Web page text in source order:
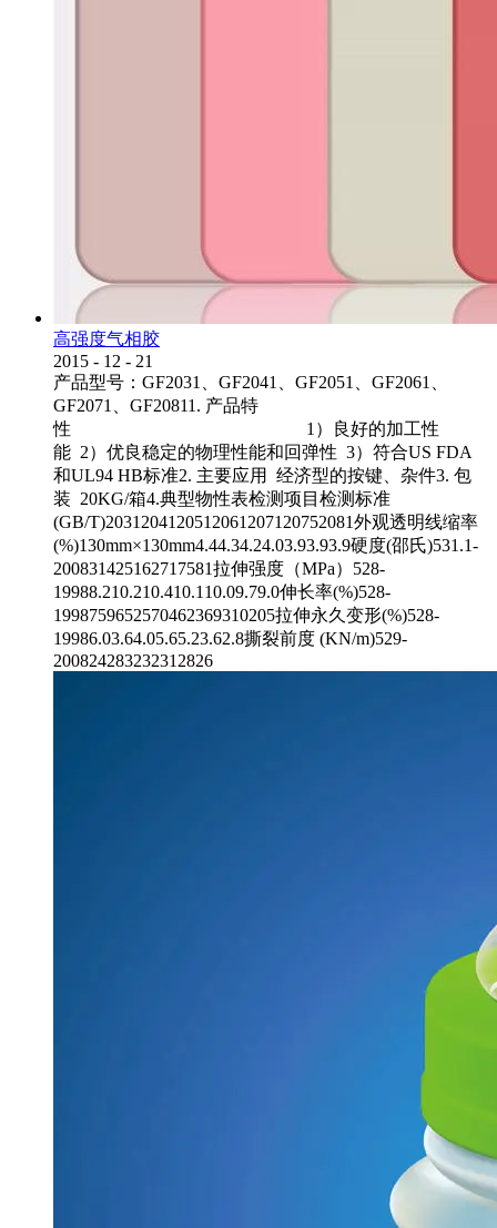
高强度气相胶
2015 - 12 - 21
产品型号：GF2031、GF2041、GF2051、GF2061、
GF2071、GF20811. 产品特
性 1）良好的加工性
能 2）优良稳定的物理性能和回弹性 3）符合US FDA
和UL94 HB标准2. 主要应用 经济型的按键、杂件3. 包
装 20KG/箱4.典型物性表检测项目检测标准
(GB/T)2031204120512061207120752081外观透明线缩率
(%)130mm×130mm4.44.34.24.03.93.93.9硬度(邵氏)531.1-
200831425162717581拉伸强度（MPa）528-
19988.210.210.410.110.09.79.0伸长率(%)528-
1998759652570462369310205拉伸永久变形(%)528-
19986.03.64.05.65.23.62.8撕裂前度 (KN/m)529-
200824283232312826